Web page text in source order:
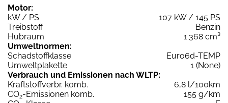
Motor:
kW / PS
107 kW / 145 PS
Treibstoff
Benzin
Hubraum
1.368 cm³
Umweltnormen:
Schadstoffklasse
Euro6d-TEMP
Umweltplakette
1 (None)
Verbrauch und Emissionen nach WLTP:
Kraftstoffverbr. komb.
6,8 l/100km
CO2-Emissionen komb.
155 g/km